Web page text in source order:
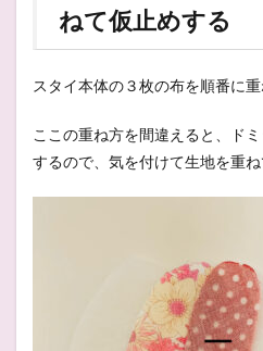
ねて仮止めする
スタイ本体の３枚の布を順番に重
ここの重ね方を間違えると、ド
するので、気を付けて生地を重ね